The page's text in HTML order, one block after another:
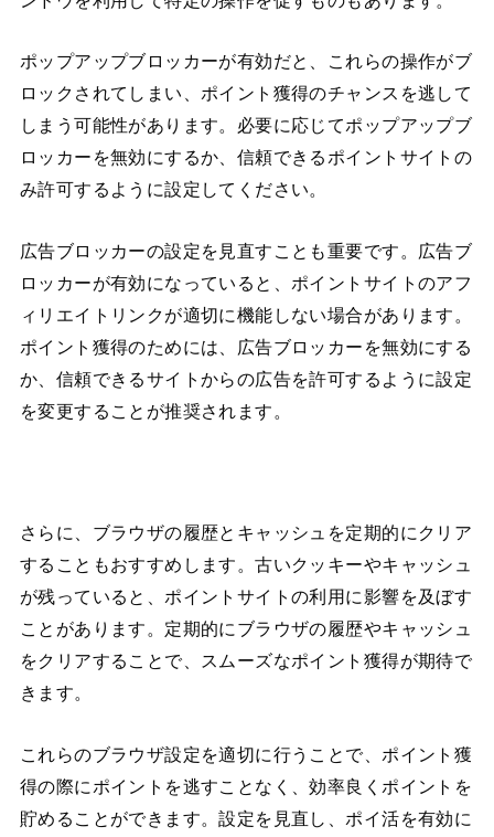
ポップアップブロッカーが有効だと、これらの操作がブ
ロックされてしまい、ポイント獲得のチャンスを逃して
しまう可能性があります。必要に応じてポップアップブ
ロッカーを無効にするか、信頼できるポイントサイトの
み許可するように設定してください。
広告ブロッカーの設定を見直すことも重要です。広告ブ
ロッカーが有効になっていると、ポイントサイトのアフ
ィリエイトリンクが適切に機能しない場合があります。
ポイント獲得のためには、広告ブロッカーを無効にする
か、信頼できるサイトからの広告を許可するように設定
を変更することが推奨されます。
さらに、ブラウザの履歴とキャッシュを定期的にクリア
することもおすすめします。古いクッキーやキャッシュ
が残っていると、ポイントサイトの利用に影響を及ぼす
ことがあります。定期的にブラウザの履歴やキャッシュ
をクリアすることで、スムーズなポイント獲得が期待で
きます。
これらのブラウザ設定を適切に行うことで、ポイント獲
得の際にポイントを逃すことなく、効率良くポイントを
貯めることができます。設定を見直し、ポイ活を有効に